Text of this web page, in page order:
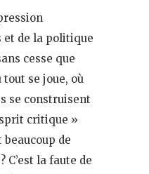
et de la politique
cesse que
tout se joue, où
se construisent
critique »
de
C’est la faute de